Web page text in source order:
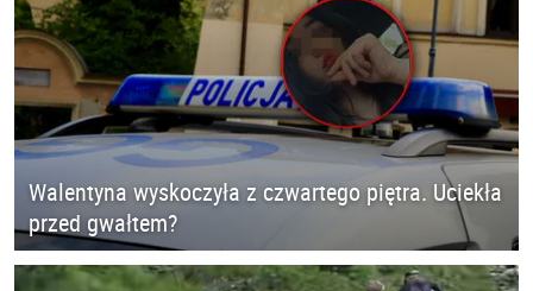
Walentyna wyskoczyła z czwartego piętra. Uciekła
przed gwałtem?